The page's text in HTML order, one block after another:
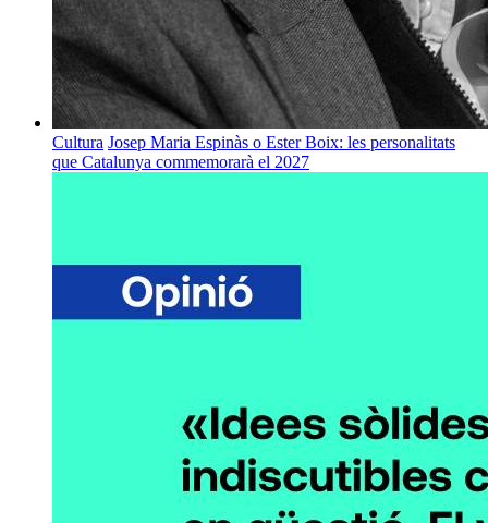
Cultura Josep Maria Espinàs o Ester Boix: les personalitats
que Catalunya commemorarà el 2027